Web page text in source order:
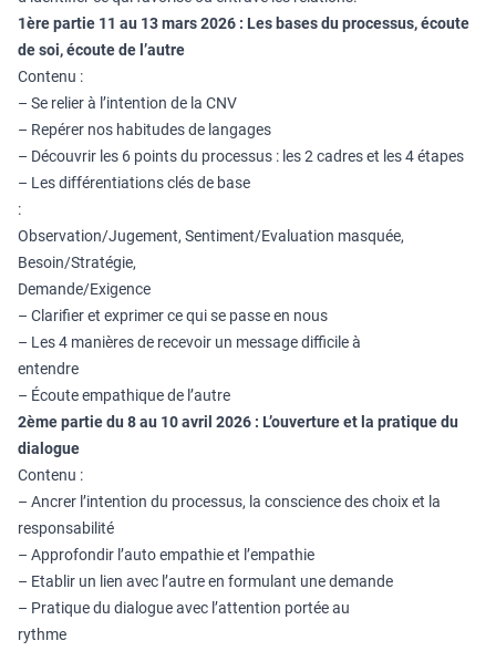
1ère partie 11 au 13 mars 2026 : Les bases du processus, écoute
de soi, écoute de l’autre
Contenu :
– Se relier à l’intention de la CNV
– Repérer nos habitudes de langages
– Découvrir les 6 points du processus : les 2 cadres et les 4 étapes
– Les différentiations clés de base
Observation/Jugement, Sentiment/Evaluation masquée,
Besoin/Stratégie,
Demande/Exigence
– Clarifier et exprimer ce qui se passe en nous
– Les 4 manières de recevoir un message difficile à
– Écoute empathique de l’autre
2ème partie du 8 au 10 avril 2026 : L’ouverture et la pratique du
dialogue
Contenu :
– Ancrer l’intention du processus, la conscience des choix et la
responsabilité
– Approfondir l’auto empathie et l’empathie
– Etablir un lien avec l’autre en formulant une demande
– Pratique du dialogue avec l’attention portée au